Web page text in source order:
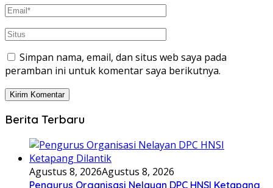
Simpan nama, email, dan situs web saya pada
peramban ini untuk komentar saya berikutnya.
Berita Terbaru
Agustus 8, 2026Agustus 8, 2026
Pengurus Organisasi Nelayan DPC HNSI Ketapang